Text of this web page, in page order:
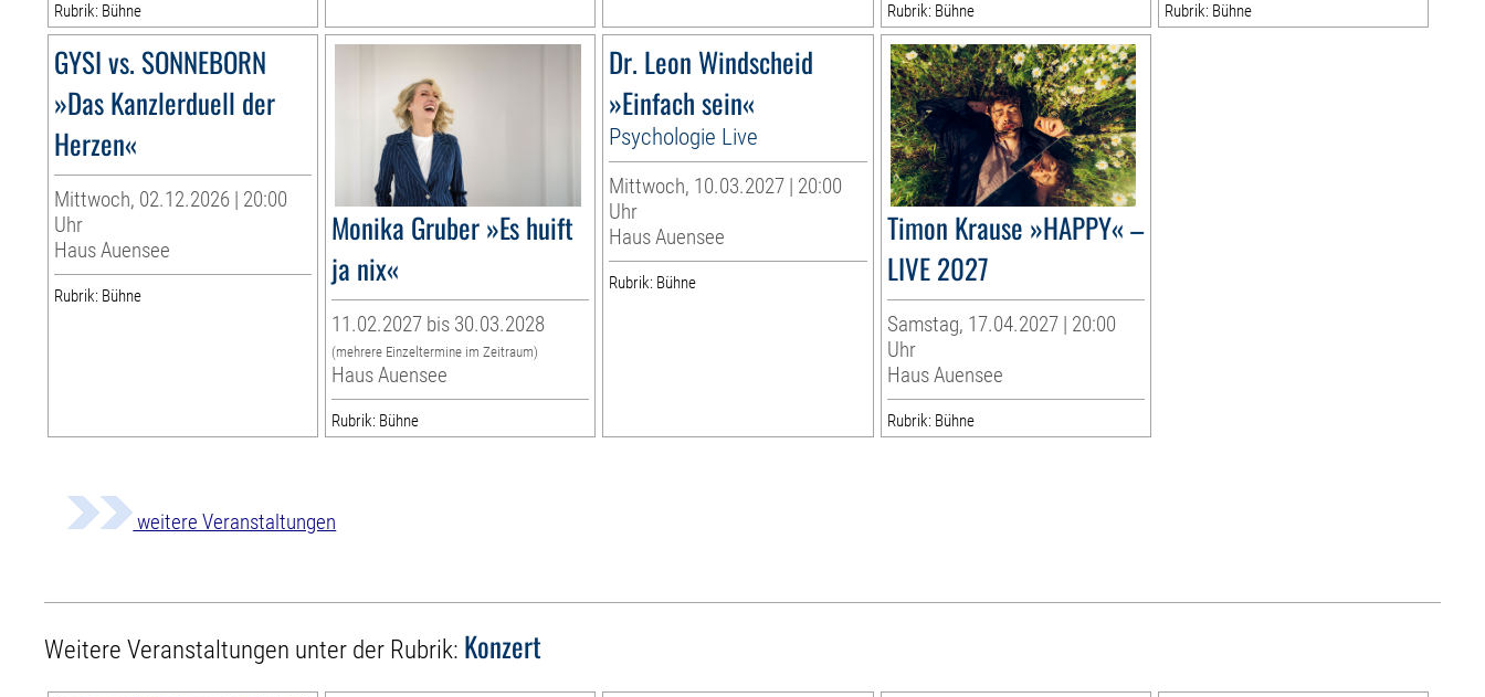
Rubrik: Bühne Rubrik: Bühne Rubrik: Bühne
GYSI vs. SONNEBORN
»Das Kanzlerduell der
Herzen«
Mittwoch, 02.12.2026 | 20:00
Uhr
Haus Auensee
Rubrik: Bühne
Monika Gruber »Es huift
ja nix«
11.02.2027 bis 30.03.2028
(mehrere Einzeltermine im Zeitraum)
Haus Auensee
Rubrik: Bühne
Dr. Leon Windscheid
»Einfach sein«
Psychologie Live
Mittwoch, 10.03.2027 | 20:00
Uhr
Haus Auensee
Rubrik: Bühne
Timon Krause »HAPPY« –
LIVE 2027
Samstag, 17.04.2027 | 20:00
Uhr
Haus Auensee
Rubrik: Bühne
weitere Veranstaltungen
Weitere Veranstaltungen unter der Rubrik: Konzert